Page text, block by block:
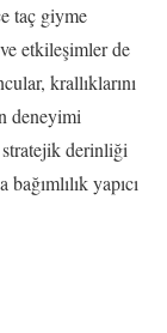
taç giyme
etkileşimler de
krallıklarını
deneyimi
derinliği
bağımlılık yapıcı